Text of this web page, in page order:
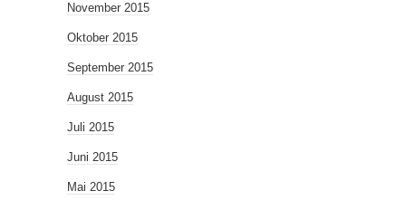
November 2015
Oktober 2015
September 2015
August 2015
Juli 2015
Juni 2015
Mai 2015